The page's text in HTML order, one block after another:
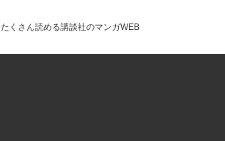
たくさん読める講談社のマンガWEB